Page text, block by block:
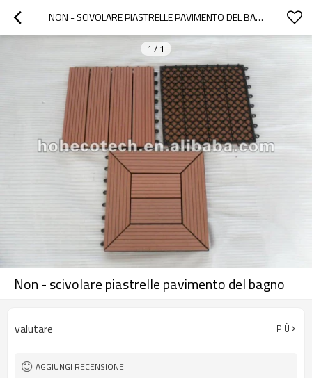
NON - SCIVOLARE PIASTRELLE PAVIMENTO DEL BAGNO
1 / 1
Non - scivolare piastrelle pavimento del bagno
valutare PIÙ
AGGIUNGI RECENSIONE